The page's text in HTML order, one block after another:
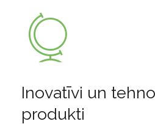
Inovatīvi un
produkti